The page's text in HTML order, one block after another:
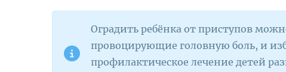
Оградить ребёнка от приступов
провоцирующие головную боль, и
профилактическое лечение детей